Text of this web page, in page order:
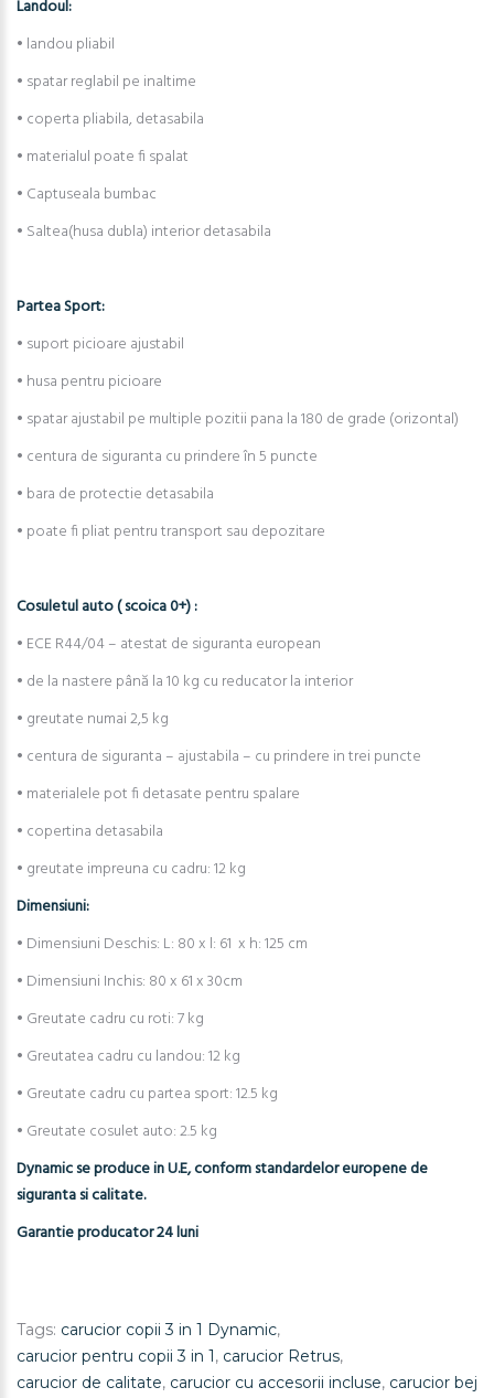
Landoul:
• landou pliabil
• spatar reglabil pe inaltime
• coperta pliabila, detasabila
• materialul poate fi spalat
• Captuseala bumbac
• Saltea(husa dubla) interior detasabila
Partea Sport:
• suport picioare ajustabil
• husa pentru picioare
• spatar ajustabil pe multiple pozitii pana la 180 de grade (orizontal)
• centura de siguranta cu prindere în 5 puncte
• bara de protectie detasabila
• poate fi pliat pentru transport sau depozitare
Cosuletul auto ( scoica 0+) :
• ECE R44/04 – atestat de siguranta european
• de la nastere până la 10 kg cu reducator la interior
• greutate numai 2,5 kg
• centura de siguranta – ajustabila – cu prindere in trei puncte
• materialele pot fi detasate pentru spalare
• copertina detasabila
• greutate impreuna cu cadru: 12 kg
Dimensiuni:
• Dimensiuni Deschis: L: 80 x l: 61 x h: 125 cm
• Dimensiuni Inchis: 80 x 61 x 30cm
• Greutate cadru cu roti: 7 kg
• Greutatea cadru cu landou: 12 kg
• Greutate cadru cu partea sport: 12.5 kg
• Greutate cosulet auto: 2.5 kg
Dynamic se produce in U.E, conform standardelor europene de
siguranta si calitate.
Garantie producator 24 luni
Tags: carucior copii 3 in 1 Dynamic,
carucior pentru copii 3 in 1, carucior Retrus,
carucior de calitate, carucior cu accesorii incluse, carucior bej